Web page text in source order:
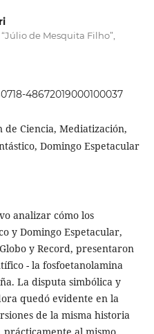
de Mesquita Filho”,
48672019000100037
de Ciencia, Mediatización,
Domingo Espetacular
analizar cómo los
y Domingo Espetacular,
y Record, presentaron
- la fosfoetanolamina
La disputa simbólica y
quedó evidente en la
de la misma historia